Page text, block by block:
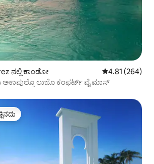
ನಲ್ಲಿ ಕಾಂಡೋ 5 ರಲ್ಲಿ 4.81
4.81 (264)
ಲುಜೊ ಕಂಫರ್ಟ್ ವೈ ಮಾಸ್